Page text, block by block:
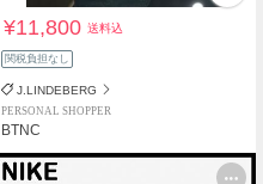
¥11,800送料込
関税負担なし
J.LINDEBERG
PERSONAL SHOPPER
BTNC